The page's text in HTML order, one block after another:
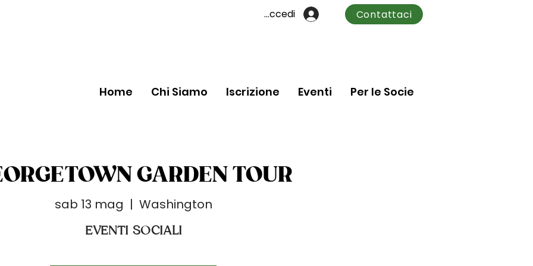
Accedi Contattaci
Home Chi Siamo Iscrizione Eventi Per le Socie
GARDEN TOUR
sab 13 mag
  |
Washington
EVENTI SOCIALI